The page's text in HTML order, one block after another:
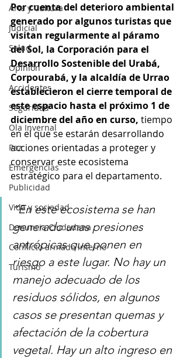
Arte y Cultura
Judicial
Salud
Opinión
Accidentes
Seguridad
Ola Invernal
Paz
Emergencias
Publicidad
Vida y sociedad
Denuncia Ciudadana
Conflicto armado interno
Turismo
Por cuenta del deterioro ambiental
generado por algunos turistas que
visitan regularmente al páramo
del Sol, la Corporación para el
Desarrollo Sostenible del Urabá,
Corpourabá, y la alcaldía de Urrao
establecieron el cierre temporal de
este espacio hasta el próximo 1 de
diciembre del año en curso, tiempo
en el que se estarán desarrollando
acciones orientadas a proteger y
conservar este ecosistema
estratégico para el departamento.
“En este ecosistema se han
generado unas presiones
antrópicas que ponen en
riesgo a este lugar. No hay un
manejo adecuado de los
residuos sólidos, en algunos
casos se presentan quemas y
afectación de la cobertura
vegetal. Hay un alto ingreso en